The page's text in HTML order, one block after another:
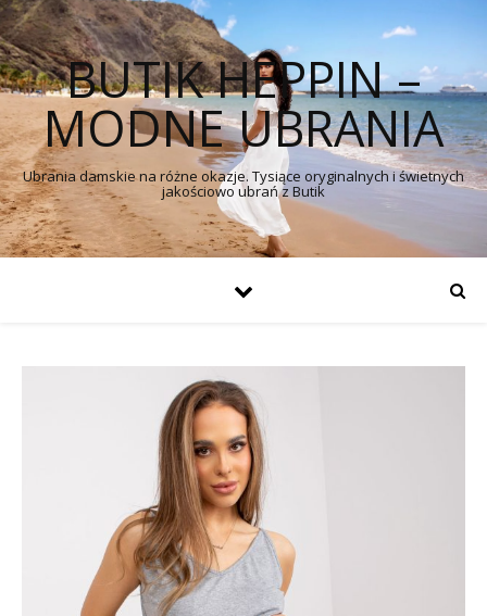
BUTIK HEPPIN –
MODNE UBRANIA
Ubrania damskie na różne okazje. Tysiące oryginalnych i świetnych
jakościowo ubrań z Butik